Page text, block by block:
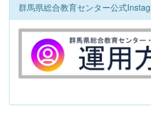
群馬県総合教育センター公式